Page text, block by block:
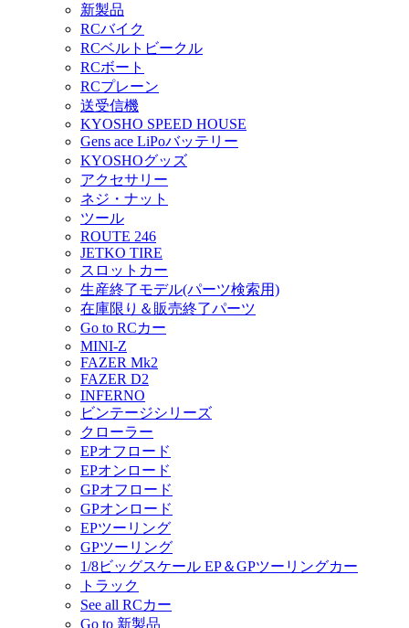
新製品
RCバイク
RCベルトビークル
RCボート
RCプレーン
送受信機
KYOSHO SPEED HOUSE
Gens ace LiPoバッテリー
KYOSHOグッズ
アクセサリー
ネジ・ナット
ツール
ROUTE 246
JETKO TIRE
スロットカー
生産終了モデル(パーツ検索用)
在庫限り＆販売終了パーツ
Go to RCカー
MINI-Z
FAZER Mk2
FAZER D2
INFERNO
ビンテージシリーズ
クローラー
EPオフロード
EPオンロード
GPオフロード
GPオンロード
EPツーリング
GPツーリング
1/8ビッグスケール EP＆GPツーリングカー
トラック
See all RCカー
Go to 新製品